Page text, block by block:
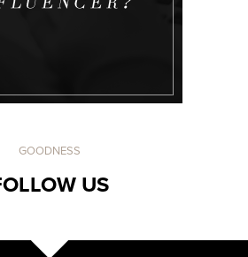
GOODNESS
US